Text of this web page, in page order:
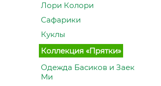
Лори Колори
Сафарики
Куклы
Коллекция «Прятки»
Одежда Басиков и Заек
Ми